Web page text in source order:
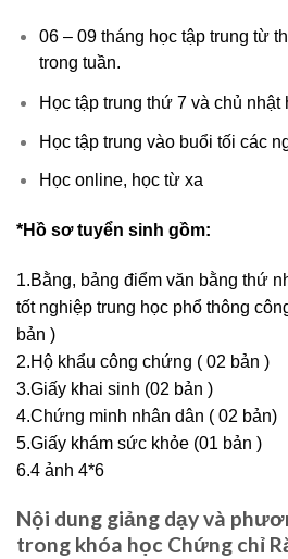
06 – 09 tháng học tập trung từ
trong tuần.
Học tập trung thứ 7 và chủ nhật
Học tập trung vào buổi tối các
Học online, học từ xa
*Hồ sơ tuyển sinh gồm:
1.Bằng, bảng điểm văn bằng thứ
tốt nghiệp trung học phổ thông
bản )
2.Hộ khẩu công chứng ( 02 bản )
3.Giấy khai sinh (02 bản )
4.Chứng minh nhân dân ( 02 bản)
5.Giấy khám sức khỏe (01 bản )
6.4 ảnh 4*6
Nội dung giảng dạy và
trong khóa học Chứng chỉ